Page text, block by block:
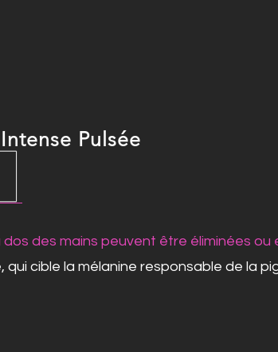
dos des mains peuvent être éliminées ou
qui cible la mélanine responsable de la
Pulsée